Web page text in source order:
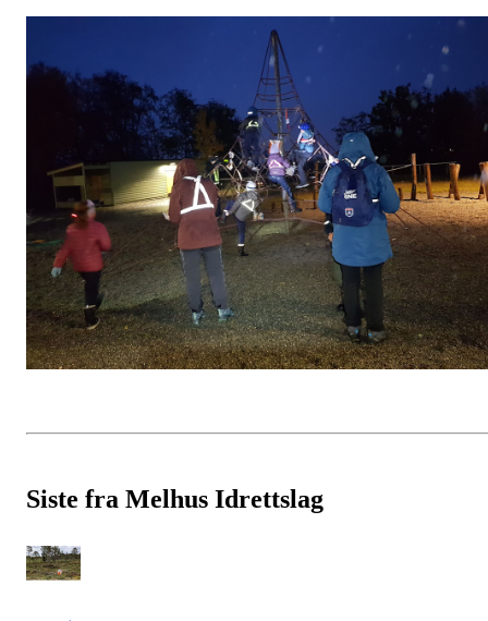
Siste fra Melhus Idrettslag